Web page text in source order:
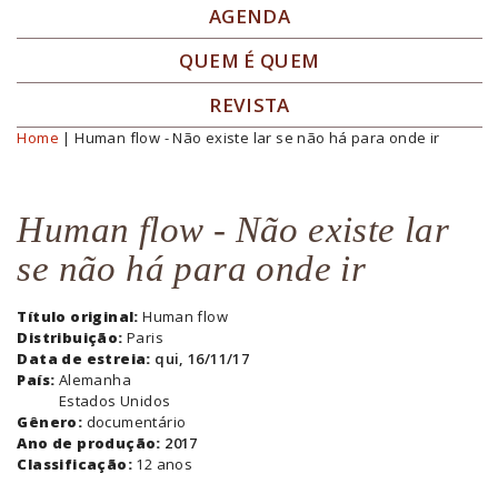
AGENDA
QUEM É QUEM
REVISTA
Você está aqui
Home | Human flow - Não existe lar se não há para onde ir
Human flow - Não existe lar
se não há para onde ir
Título original:Human flow
Distribuição: Paris
Data de estreia: qui, 16/11/17
País: Alemanha
Estados Unidos
Gênero: documentário
Ano de produção: 2017
Classificação: 12 anos